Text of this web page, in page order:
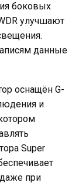
боковых
улучшают
данные
оснащён G-
и
Super
при